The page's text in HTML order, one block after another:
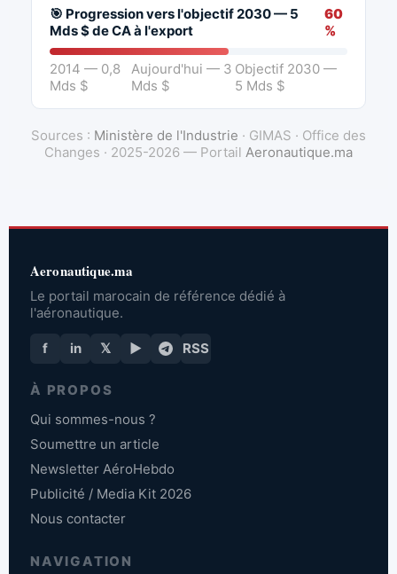
🎯 Progression vers l'objectif 2030 — 5
Mds $ de CA à l'export
60
%
2014 — 0,8
Mds $
Aujourd'hui — 3
Mds $
Objectif 2030 —
5 Mds $
Sources : Ministère de l'Industrie · GIMAS · Office des
Changes · 2025-2026 — Portail Aeronautique.ma
Aeronautique.ma
Le portail marocain de référence dédié à
l'aéronautique.
f in 𝕏 ▶ RSS
À PROPOS
Qui sommes-nous ?
Soumettre un article
Newsletter AéroHebdo
Publicité / Media Kit 2026
Nous contacter
NAVIGATION